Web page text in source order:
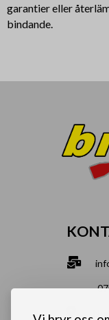
garantier eller
bindande.